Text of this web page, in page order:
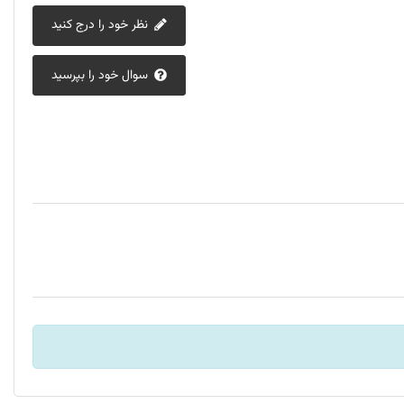
نظر خود را درج کنید
سوال خود را بپرسید